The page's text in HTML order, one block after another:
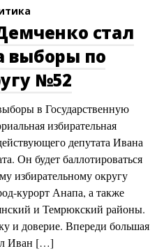
стал
выборы по
№52
в Государственную
избирательная
депутата Ивана
Он будет баллотироваться
избирательному округу
курорт Анапа, а также
и Темрюкский районы.
и доверие. Впереди большая
Иван […]